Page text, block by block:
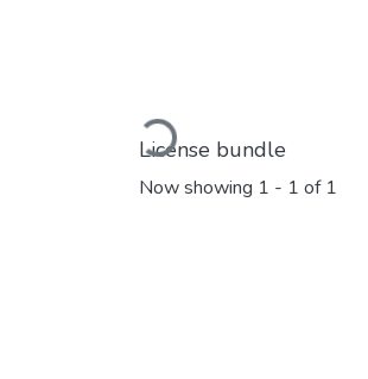
Loading...
License bundle
Now showing 1 - 1 of 1